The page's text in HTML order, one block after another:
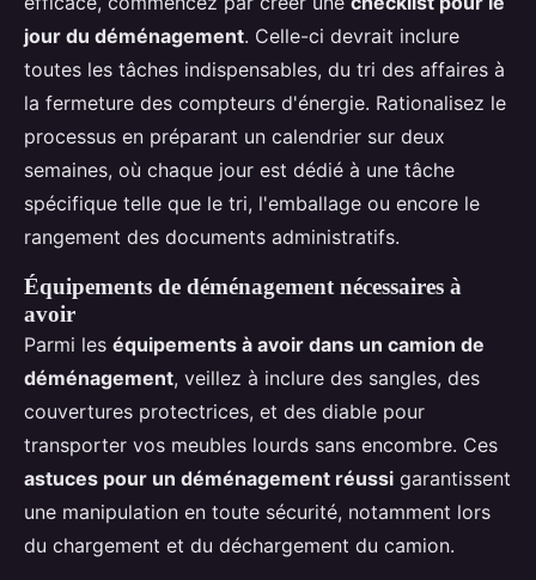
jour du déménagement. Celle-ci devrait inclure
toutes les tâches indispensables, du tri des affaires à
la fermeture des compteurs d'énergie. Rationalisez le
processus en préparant un calendrier sur deux
semaines, où chaque jour est dédié à une tâche
spécifique telle que le tri, l'emballage ou encore le
rangement des documents administratifs.
Équipements de déménagement nécessaires à
avoir
Parmi les équipements à avoir dans un camion de
déménagement, veillez à inclure des sangles, des
couvertures protectrices, et des diable pour
transporter vos meubles lourds sans encombre. Ces
astuces pour un déménagement réussi garantissent
une manipulation en toute sécurité, notamment lors
du chargement et du déchargement du camion.